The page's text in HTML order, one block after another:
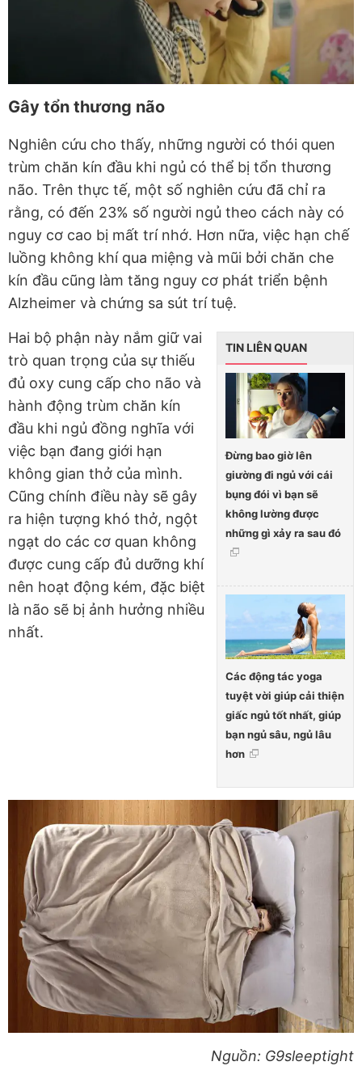
Gây tổn thương não
Nghiên cứu cho thấy, những người có thói quen
trùm chăn kín đầu khi ngủ có thể bị tổn thương
não. Trên thực tế, một số nghiên cứu đã chỉ ra
rằng, có đến 23% số người ngủ theo cách này có
nguy cơ cao bị mất trí nhớ. Hơn nữa, việc hạn chế
luồng không khí qua miệng và mũi bởi chăn che
kín đầu cũng làm tăng nguy cơ phát triển bệnh
Alzheimer và chứng sa sút trí tuệ.
TIN LIÊN QUAN
Đừng bao giờ lên
giường đi ngủ với cái
bụng đói vì bạn sẽ
không lường được
những gì xảy ra sau đó
Các động tác yoga
tuyệt vời giúp cải thiện
giấc ngủ tốt nhất, giúp
bạn ngủ sâu, ngủ lâu
hơn
Hai bộ phận này nắm giữ vai
trò quan trọng của sự thiếu
đủ oxy cung cấp cho não và
hành động trùm chăn kín
đầu khi ngủ đồng nghĩa với
việc bạn đang giới hạn
không gian thở của mình.
Cũng chính điều này sẽ gây
ra hiện tượng khó thở, ngột
ngạt do các cơ quan không
được cung cấp đủ dưỡng khí
nên hoạt động kém, đặc biệt
là não sẽ bị ảnh hưởng nhiều
nhất.
Nguồn: G9sleeptight